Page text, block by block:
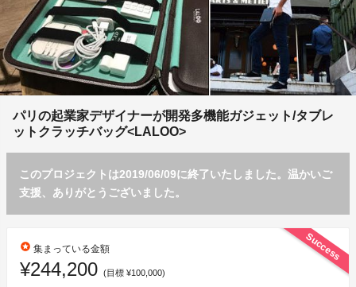
パリの起業家デザイナーが開発多機能ガジェット/タブレ
ットクラッチバッグ<LALOO>
このプロジェクトは2019/06/09に終了いたしました。温かいご
支援、ありがとうございました。
Success
stars 集まっている金額
¥244,200 (目標 ¥100,000)